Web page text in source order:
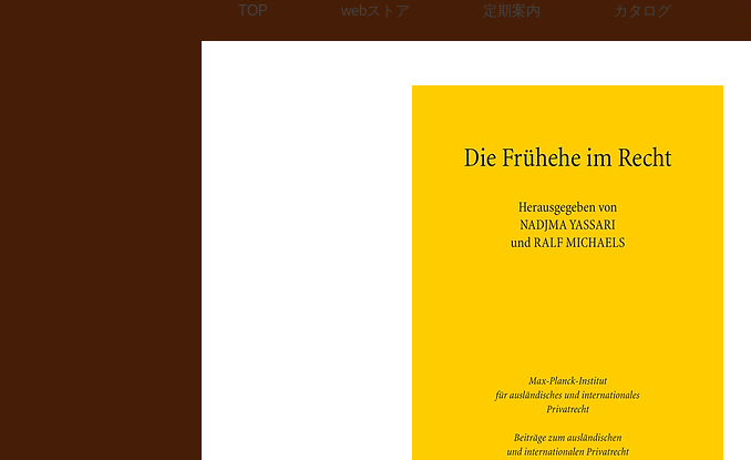
TOP webストア 定期案内 カタログ